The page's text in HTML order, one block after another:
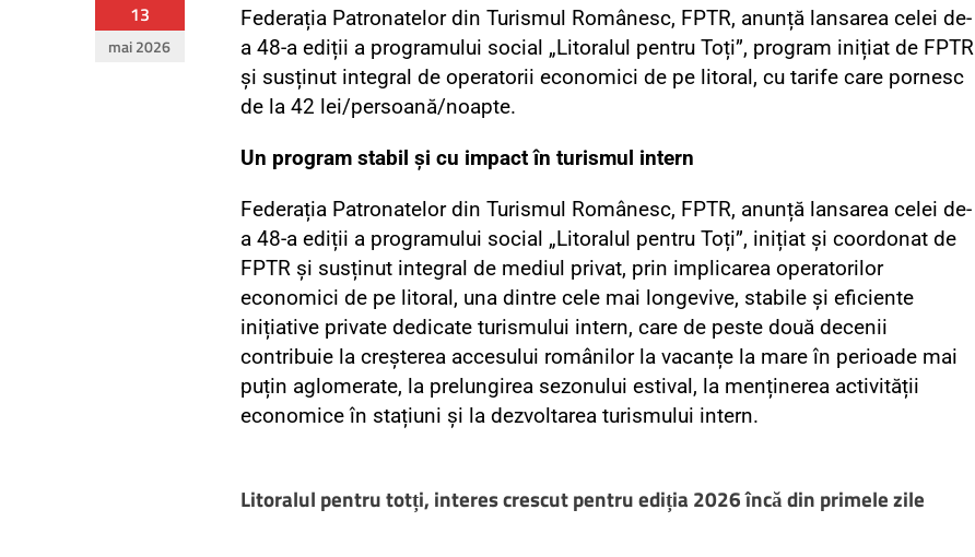
13
mai 2026
Federația Patronatelor din Turismul Românesc, FPTR, anunță lansarea celei de-
a 48-a ediții a programului social „Litoralul pentru Toți”, program inițiat de FPTR
și susținut integral de operatorii economici de pe litoral, cu tarife care pornesc
de la 42 lei/persoană/noapte.
Un program stabil și cu impact în turismul intern
Federația Patronatelor din Turismul Românesc, FPTR, anunță lansarea celei de-
a 48-a ediții a programului social „Litoralul pentru Toți”, inițiat și coordonat de
FPTR și susținut integral de mediul privat, prin implicarea operatorilor
economici de pe litoral, una dintre cele mai longevive, stabile și eficiente
inițiative private dedicate turismului intern, care de peste două decenii
contribuie la creșterea accesului românilor la vacanțe la mare în perioade mai
puțin aglomerate, la prelungirea sezonului estival, la menținerea activității
economice în stațiuni și la dezvoltarea turismului intern.
Litoralul pentru totți, interes crescut pentru ediția 2026 încă din primele zile